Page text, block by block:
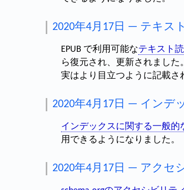
2020年4月17日 — テキス
EPUB で利用可能なテキスト
ら復元され、更新されまし
実はより目立つように記載さ
2020年4月17日 — インデ
インデックスに関する一般
用できるようになりました。
2020年4月17日 — アクセ